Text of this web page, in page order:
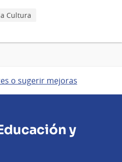
Cultura
o sugerir mejoras
y